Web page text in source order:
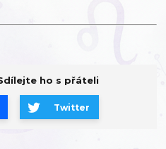
ho s přáteli
Twitter